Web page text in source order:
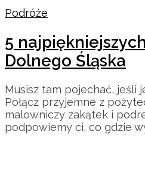
Podróże
5
Dolnego Śląska
Musisz tam pojechać, jeśli
Połącz przyjemne z
malowniczy zakątek i
podpowiemy ci, co gdzie